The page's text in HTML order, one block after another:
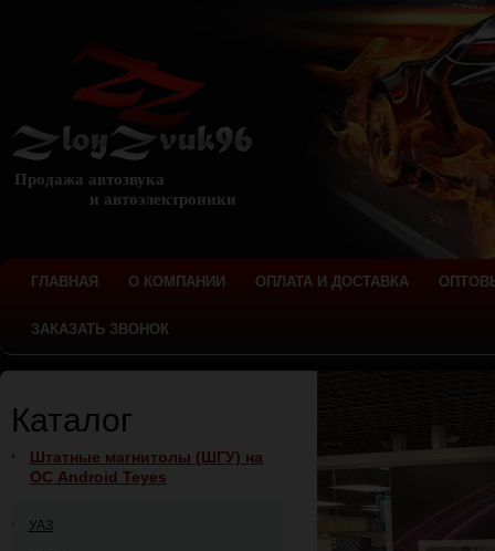
Продажа автозвука
и автоэлектроники
ГЛАВНАЯ О КОМПАНИИ ОПЛАТА И ДОСТАВКА
ЗАКАЗАТЬ ЗВОНОК
Каталог
Штатные магнитолы (ШГУ) на
ОС Android Teyes
УАЗ